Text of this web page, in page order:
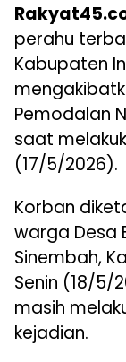
perahu
Kabupaten
Pemodalan
saat
(17/5/2026).
Korban
warga Desa
Sinembah,
Senin (18/5/
masih
kejadian.